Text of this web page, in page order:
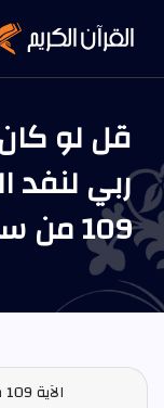
قل لو
ربي لنفد
109 من سورة الكهف
الآية